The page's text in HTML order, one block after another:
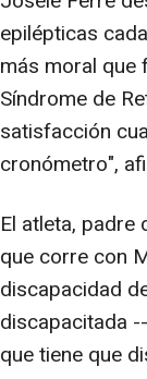
epilépticas
más moral que
Síndrome de
satisfacción
cronómetro",
El atleta,
que corre con
discapacidad
discapacitada
que tiene que